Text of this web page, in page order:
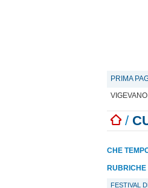
PRIMA
VIGEVANO
/
CHE
RUBRICHE
FESTIVAL